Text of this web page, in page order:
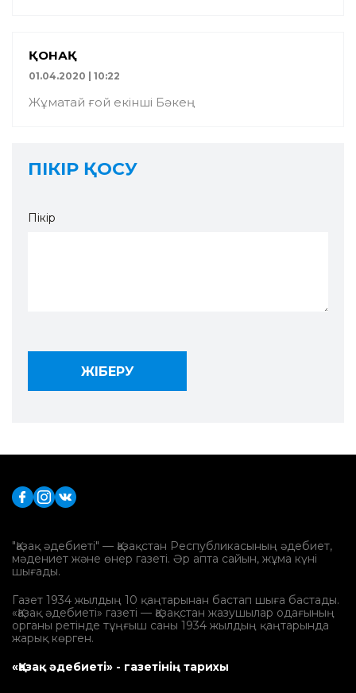
ҚОНАҚ
01.04.2020 | 10:22
Жұматай ғой екінші Бәкең
ПІКІР ҚОСУ
Пікір
"Қазақ әдебиеті" — Қазақстан Республикасының әдебиет,
мәдениет және өнер газеті. Әр апта сайын, жұма күні
шығады.
Газет 1934 жылдың 10 қаңтарынан бастап шыға бастады.
«Қазақ әдебиеті» газеті — Қазақстан жазушылар одағының
органы ретінде тұңғыш саны 1934 жылдың қаңтарында
жарық көрген.
«Қазақ әдебиеті» - газетінің тарихы